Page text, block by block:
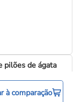
pilões de ágata
à comparação